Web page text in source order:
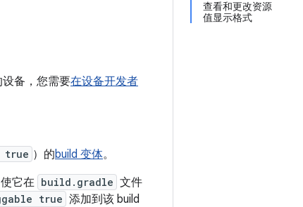
查看和更改资源
值显示格式
备，您需要在设备开发者
true ）的build 变体。
它在 build.gradle 文件
true 添加到该 build